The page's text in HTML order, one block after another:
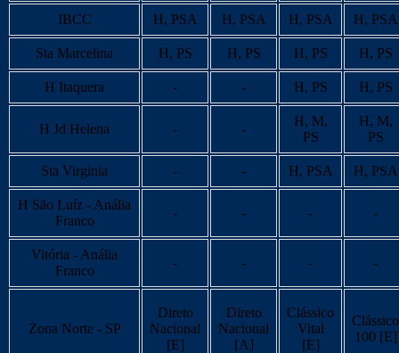
IBCC H, PSA H, PSA H, PSA H, PSA
Sta Marcelina H, PS H, PS H, PS H, PS
H Itaquera - - H, PS H, PS
H Jd Helena - -
H, M,
PS
H, M,
PS
Sta Virginia - - H, PSA H, PSA
H São Luíz - Anália
Franco
- - - -
Vitória - Anália
Franco
- - - -
Zona Norte - SP
Direto
Nacional
[E]
Direto
Nacional
[A]
Clássico
Vital
[E]
Clássico
100 [E]